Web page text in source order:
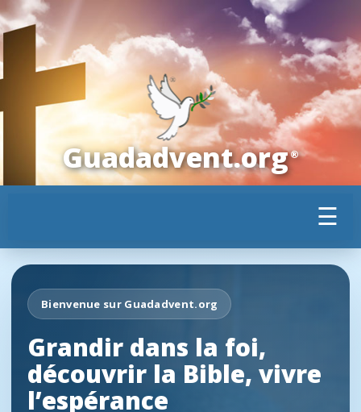
Guadadvent.org®
☰
Bienvenue sur Guadadvent.org
Grandir dans la foi,
découvrir la Bible, vivre
l’espérance